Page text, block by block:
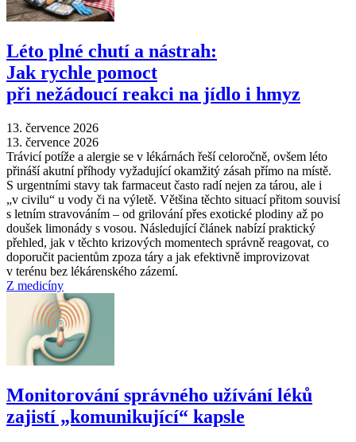
Léto plné chutí a nástrah:
Jak rychle pomoct
při nežádoucí reakci na jídlo i hmyz
13. července 2026
13. července 2026
Trávicí potíže a alergie se v lékárnách řeší celoročně, ovšem léto
přináší akutní příhody vyžadující okamžitý zásah přímo na místě.
S urgentními stavy tak farmaceut často radí nejen za tárou, ale i
„v civilu“ u vody či na výletě. Většina těchto situací přitom souvisí
s letním stravováním –⁠ od grilování přes exotické plodiny až po
doušek limonády s vosou. Následující článek nabízí praktický
přehled, jak v těchto krizových momentech správně reagovat, co
doporučit pacientům zpoza táry a jak efektivně improvizovat
v terénu bez lékárenského zázemí.
Z medicíny
Monitorování správného užívání léků
zajistí „komunikující“ kapsle